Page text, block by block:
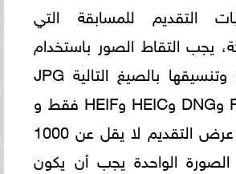
التقديم للمسابقة التي
يجب التقاط الصور باستخدام
هاتف OPPO وتنسيقها بالصيغ التالية JPG
وJPEG وPNG وDNG وHEIC وHEIF فقط و
يجب أن يكون عرض التقديم لا يقل عن 1000
الواحدة يجب أن يكون